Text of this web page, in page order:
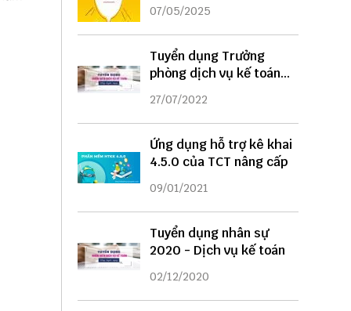
07/05/2025
Tuyển dụng Trưởng
phòng dịch vụ kế toán
năm 2022
27/07/2022
Ứng dụng hỗ trợ kê khai
4.5.0 của TCT nâng cấp
09/01/2021
Tuyển dụng nhân sự
2020 - Dịch vụ kế toán
02/12/2020